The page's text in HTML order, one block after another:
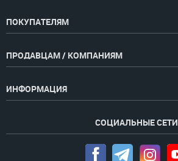
ПОКУПАТЕЛЯМ
ПРОДАВЦАМ / КОМПАНИЯМ
ИНФОРМАЦИЯ
СОЦИАЛЬНЫЕ СЕТИ